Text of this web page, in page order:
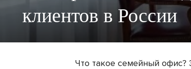
клиентов в России
Что такое семейный офис?